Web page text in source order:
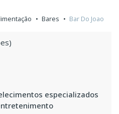
Bares Bar Do Joao
especializados